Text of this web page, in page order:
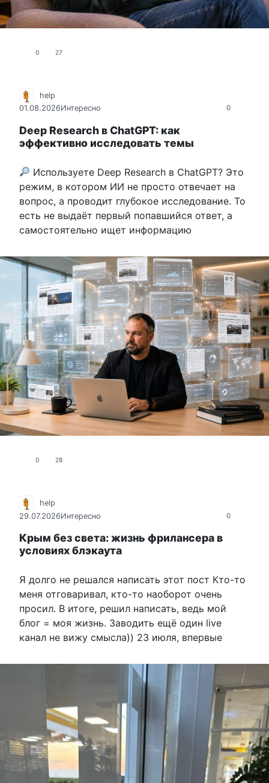
0 27
0
help
01.08.2026Интересно
Deep Research в ChatGPT: как
эффективно исследовать темы
Используете Deep Research в ChatGPT? Это
режим, в котором ИИ не просто отвечает на
вопрос, а проводит глубокое исследование. То
есть не выдаёт первый попавшийся ответ, а
самостоятельно ищет информацию
0 28
0
help
29.07.2026Интересно
Крым без света: жизнь фрилансера в
условиях блэкаута
Я долго не решался написать этот пост Кто-то
меня отговаривал, кто-то наоборот очень
просил. В итоге, решил написать, ведь мой
блог = моя жизнь. Заводить ещё один live
канал не вижу смысла)) 23 июля, впервые